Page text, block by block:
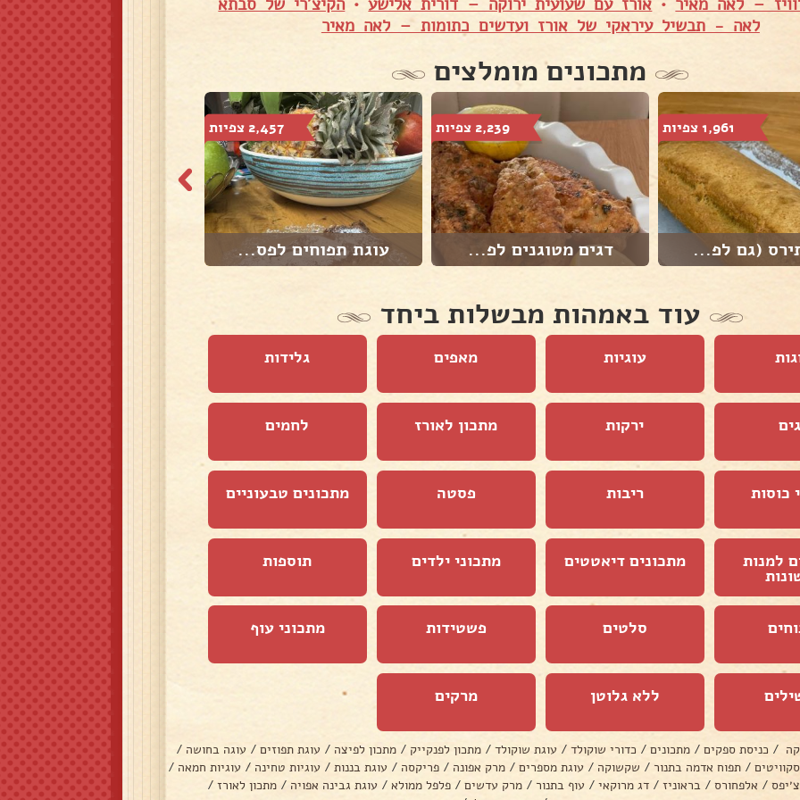
לאה - תבשיל עיראקי של אורז ועדשים כתומות – לאה מאיר
מתכונים מומלצים
1,961 צפיות
(גם לפ...
2,239 צפיות
דגים מטוגנים לפ...
2,457 צפיות
עוגת תפוחים לפס...
עוד באמהות מבשלות ביחד
עוגיות מאפים גלידות
ירקות מתכון לאורז לחמים
כוסות ריבות פסטה מתכונים טבעוניים
למנות מתכונים דיאטטים מתכוני ילדים תוספות
סלטים פשטידות מתכוני עוף
ללא גלוטן מרקים
/ כניסת ספקים / מתכונים / כדורי שוקולד / עוגת שוקולד / מתכון לפנקייק / מתכון לפיצה / עוגת תפוזים / עוגה בחושה /
/ תפוח אדמה בתנור / שקשוקה / עוגת מספרים / מרק אפונה / פריקסה / עוגת בננות / עוגיות טחינה / עוגיות חמאה /
/ אלפחורס / בראוניז / דג מרוקאי / עוף בתנור / מרק עדשים / פלפל ממולא / עוגת גבינה אפויה / מתכון לאורז /